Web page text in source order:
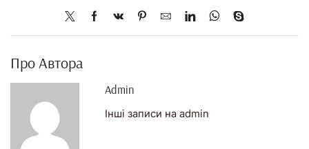
Про Автора
Admin
Інші записи на admin